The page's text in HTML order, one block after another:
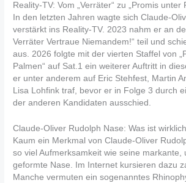
Reality-TV: Vom „Verräter“ zu „Promis unter
In den letzten Jahren wagte sich Claude-
verstärkt ins Reality-TV. 2023 nahm er an
Verräter Vertraue Niemandem!“ teil und
aus. 2026 folgte mit der vierten Staffel von
Palmen“ auf Sat.1 ein weiterer Auftritt in
er unter anderem auf Eric Stehfest, Martin
Lisa Lohfink traf, bevor er in Folge 3 durch
der anderen Kandidaten ausschied.
Claude-Oliver Rudolph Nase: Was ist
Kaum ein Merkmal von Claude-Oliver
so viel Aufmerksamkeit wie seine markante,
geformte Nase. Im Internet kursieren dazu
Manche vermuten ein sogenanntes